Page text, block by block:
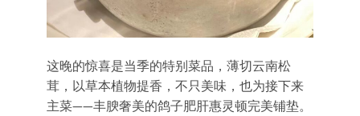
这晚的惊喜是当季的特别菜品，薄切云南松
茸，以草本植物提香，不只美味，也为接下来
主菜——丰腴奢美的鸽子肥肝惠灵顿完美铺垫。